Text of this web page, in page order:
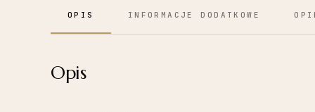
OPIS INFORMACJE DODATKOWE
Opis